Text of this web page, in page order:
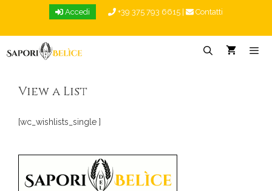
Accedi +39 375 793 6615 Contatti
View a List
[wc_wishlists_single ]